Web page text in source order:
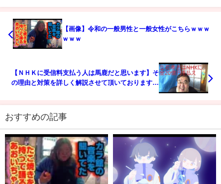
【画像】令和の一般男性と一般女性がこちらｗｗｗ
ｗｗｗ
【ＮＨＫに受信料支払う人は馬鹿だと思います】そ
の理由と対策を詳しく解説させて頂いております。
おすすめの記事